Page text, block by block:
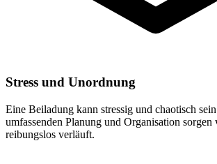
Stress und Unordnung
Eine Beiladung kann stressig und chaotisch
umfassenden Planung und Organisation sorgen
reibungslos verläuft.